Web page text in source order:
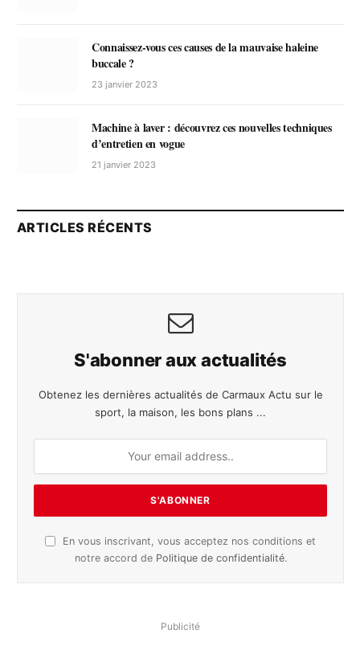
Connaissez-vous ces causes de la mauvaise haleine
buccale ?
23 janvier 2023
Machine à laver : découvrez ces nouvelles techniques
d’entretien en vogue
21 janvier 2023
ARTICLES RÉCENTS
S'abonner aux actualités
Obtenez les dernières actualités de Carmaux Actu sur le
sport, la maison, les bons plans ...
En vous inscrivant, vous acceptez nos conditions et
notre accord de Politique de confidentialité.
Publicité